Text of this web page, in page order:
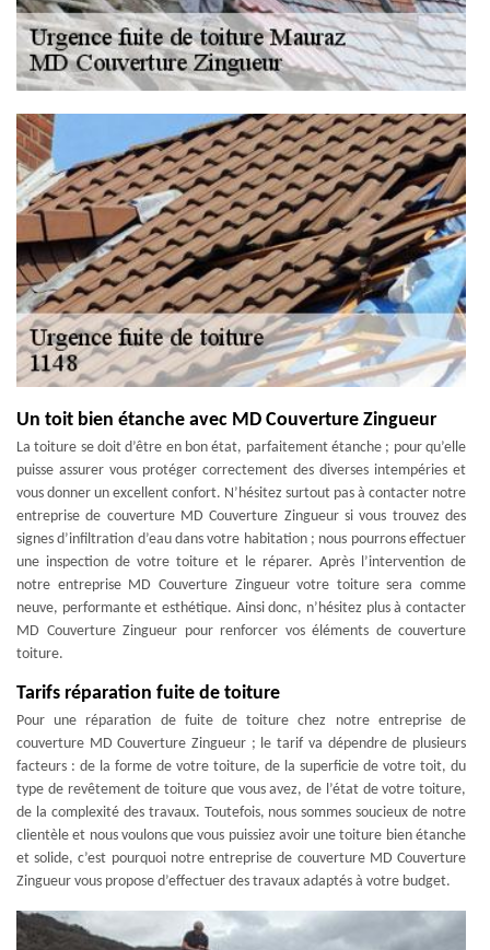
Un toit bien étanche avec MD Couverture Zingueur
La toiture se doit d’être en bon état, parfaitement étanche ; pour qu’elle
puisse assurer vous protéger correctement des diverses intempéries et
vous donner un excellent confort. N’hésitez surtout pas à contacter notre
entreprise de couverture MD Couverture Zingueur si vous trouvez des
signes d’infiltration d’eau dans votre habitation ; nous pourrons effectuer
une inspection de votre toiture et le réparer. Après l’intervention de
notre entreprise MD Couverture Zingueur votre toiture sera comme
neuve, performante et esthétique. Ainsi donc, n’hésitez plus à contacter
MD Couverture Zingueur pour renforcer vos éléments de couverture
toiture.
Tarifs réparation fuite de toiture
Pour une réparation de fuite de toiture chez notre entreprise de
couverture MD Couverture Zingueur ; le tarif va dépendre de plusieurs
facteurs : de la forme de votre toiture, de la superficie de votre toit, du
type de revêtement de toiture que vous avez, de l’état de votre toiture,
de la complexité des travaux. Toutefois, nous sommes soucieux de notre
clientèle et nous voulons que vous puissiez avoir une toiture bien étanche
et solide, c’est pourquoi notre entreprise de couverture MD Couverture
Zingueur vous propose d’effectuer des travaux adaptés à votre budget.